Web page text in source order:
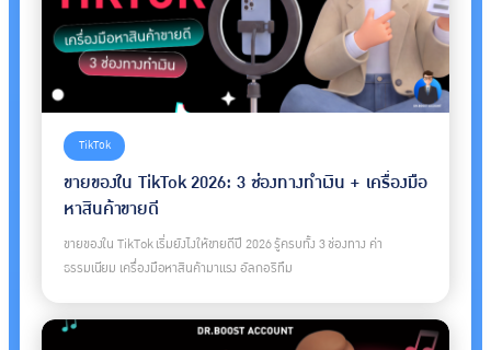
TikTok
ขายของใน TikTok 2026: 3 ช่องทางทำเงิน + เครื่องมือ
หาสินค้าขายดี
ขายของใน TikTok เริ่มยังไงให้ขายดีปี 2026 รู้ครบทั้ง 3 ช่องทาง ค่า
ธรรมเนียม เครื่องมือหาสินค้ามาแรง อัลกอริทึม